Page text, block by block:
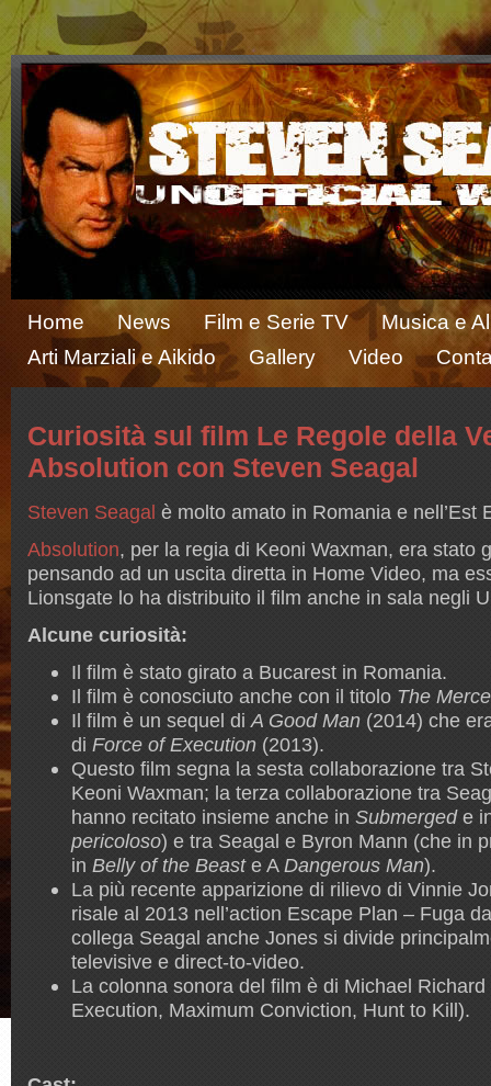
Home News Film e Serie TV
Musica e
Arti Marziali e Aikido
Gallery Video
Curiosità sul film Le Regole della
Absolution con Steven Seagal
Steven Seagal è molto amato in Romania e nell’Est
Absolution, per la regia di Keoni Waxman, era stato
pensando ad un uscita diretta in Home Video, ma
Lionsgate lo ha distribuito il film anche in sala negli
Alcune curiosità:
Il film è stato girato a Bucarest in Romania.
Il film è conosciuto anche con il titolo The
Il film è un sequel di A Good Man (2014) che
di Force of Execution (2013).
Questo film segna la sesta collaborazione tra
Keoni Waxman; la terza collaborazione tra
hanno recitato insieme anche in Submergede
pericoloso) e tra Seagal e Byron Mann (che in
in Belly of the Beaste ADangerous Man).
La più recente apparizione di rilievo di Vinnie
risale al 2013 nell’action Escape Plan – Fuga
collega Seagal anche Jones si divide
televisive e direct-to-video.
La colonna sonora del film è di Michael
Execution, Maximum Conviction, Hunt to Kill).